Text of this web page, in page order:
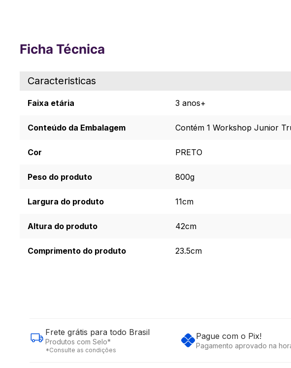
Ficha Técnica
Caracteristicas
Faixa etária 3 anos+
Conteúdo da Embalagem Contém 1 Workshop Junior
Cor PRETO
Peso do produto 800g
Largura do produto 11cm
Altura do produto 42cm
Comprimento do produto 23.5cm
Frete grátis para todo Brasil
Produtos com Selo*
*Consulte as condições
Pague com o Pix!
Pagamento aprovado na